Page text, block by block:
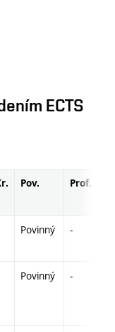
ECTS
Pov. Prof.
Povinný -
Povinný -